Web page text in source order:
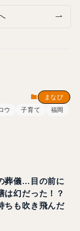
まなび
ウ 子育て
福岡
葬儀…目の前に
は幻だった！？
ちも吹き飛んだ